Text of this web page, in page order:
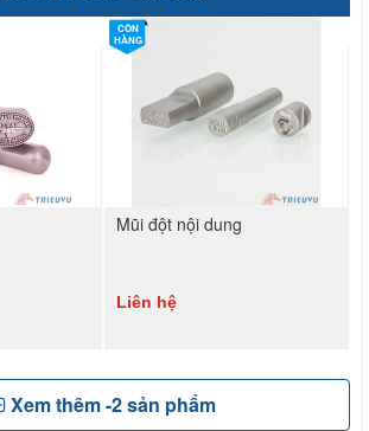
CÒN
HÀNG
Mũi đột nội dung
Liên hệ
Xem thêm-2sản phẩm